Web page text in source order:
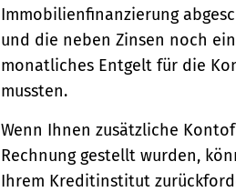
Immobilienfinanzierung
und die neben Zinsen noch
monatliches Entgelt für die
mussten.
Wenn Ihnen zusätzliche
Rechnung gestellt wurden,
Ihrem Kreditinstitut